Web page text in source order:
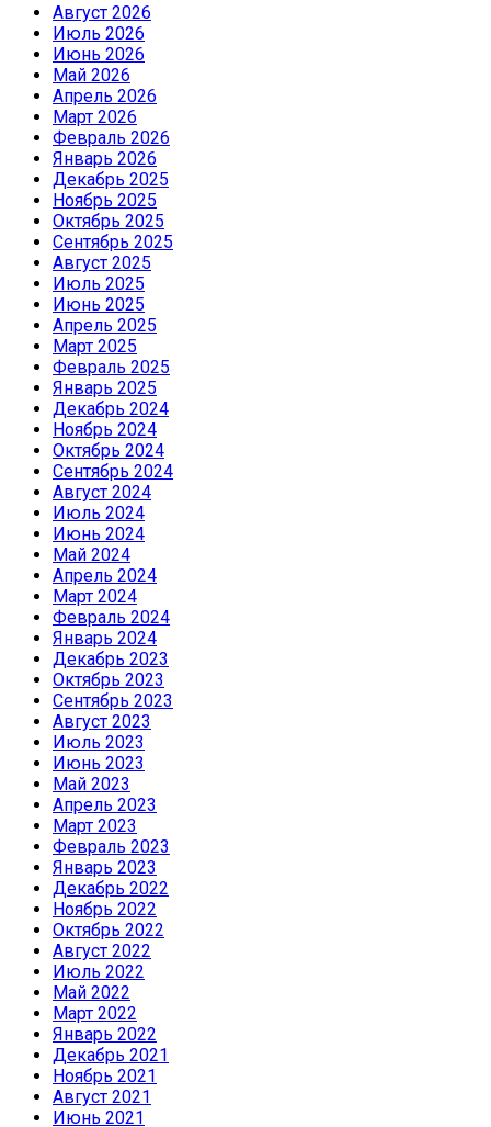
Август 2026
Июль 2026
Июнь 2026
Май 2026
Апрель 2026
Март 2026
Февраль 2026
Январь 2026
Декабрь 2025
Ноябрь 2025
Октябрь 2025
Сентябрь 2025
Август 2025
Июль 2025
Июнь 2025
Апрель 2025
Март 2025
Февраль 2025
Январь 2025
Декабрь 2024
Ноябрь 2024
Октябрь 2024
Сентябрь 2024
Август 2024
Июль 2024
Июнь 2024
Май 2024
Апрель 2024
Март 2024
Февраль 2024
Январь 2024
Декабрь 2023
Октябрь 2023
Сентябрь 2023
Август 2023
Июль 2023
Июнь 2023
Май 2023
Апрель 2023
Март 2023
Февраль 2023
Январь 2023
Декабрь 2022
Ноябрь 2022
Октябрь 2022
Август 2022
Июль 2022
Май 2022
Март 2022
Январь 2022
Декабрь 2021
Ноябрь 2021
Август 2021
Июнь 2021